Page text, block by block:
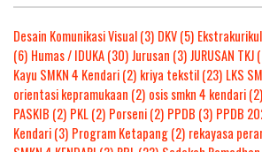
Desain Komunikasi Visual(3) DKV(5)
(6) Humas / IDUKA(30)Jurusan (3)JURUSAN TKJ
Kayu SMKN 4 Kendari(2) kriya tekstil(23) LKS
orientasi kepramukaan (2) osis smkn 4 kendari(2)
PASKIB (2) PKL(2) Porseni(2) PPDB (3) PPDB
Kendari(3) Program Ketapang(2) rekayasa